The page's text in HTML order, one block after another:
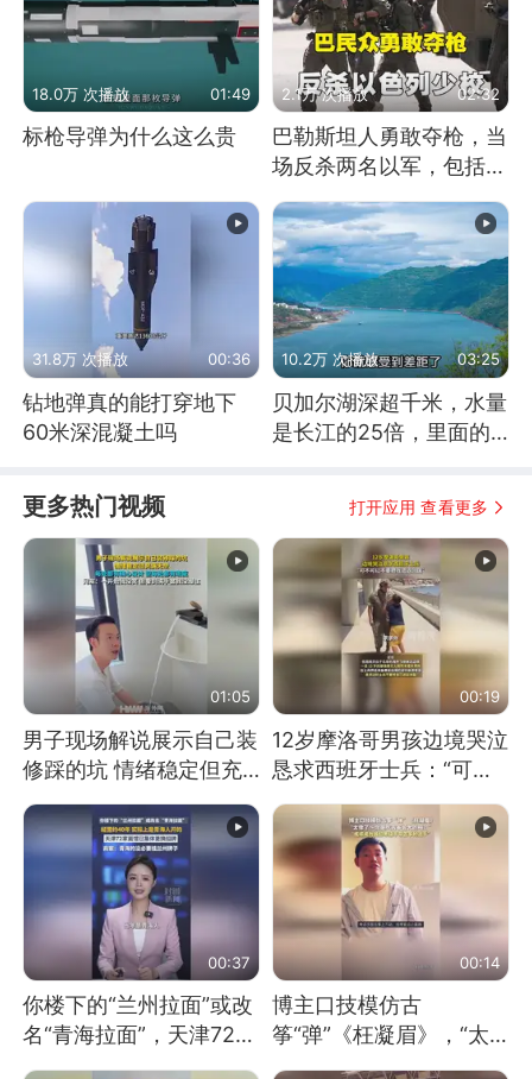
18.0万 次播放 01:49
标枪导弹为什么这么贵
2.1万 次播放 02:32
巴勒斯坦人勇敢夺枪，当
场反杀两名以军，包括一
31.8万 次播放 00:36
钻地弹真的能打穿地下
60米深混凝土吗
10.2万 次播放 03:25
贝加尔湖深超千米，水量
是长江的25倍，里面的
更多热门视频 打开应用 查看更多
01:05
男子现场解说展示自己装
修踩的坑 情绪稳定但充
满无奈 每处都有精心设
计 但每处都有瑕疵 网
友：一开始我没笑 但看
到洗手盆我没绷住
00:19
12岁摩洛哥男孩边境哭泣
恳求西班牙士兵：“可不
可以不要把我遣返回国”
00:37
你楼下的“兰州拉面”或改
名“青海拉面”，天津72家
面馆已集体更换招牌
00:14
博主口技模仿古
筝“弹”《枉凝眉》，“太
像了～你是吃古筝长大的